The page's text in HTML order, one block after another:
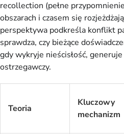
recollection (pełne
obszarach i czasem się
perspektywa podkreśla konflikt
sprawdza, czy bieżące
gdy wykryje nieścisłość,
ostrzegawczy.
Teoria
Kluczowy
mechanizm